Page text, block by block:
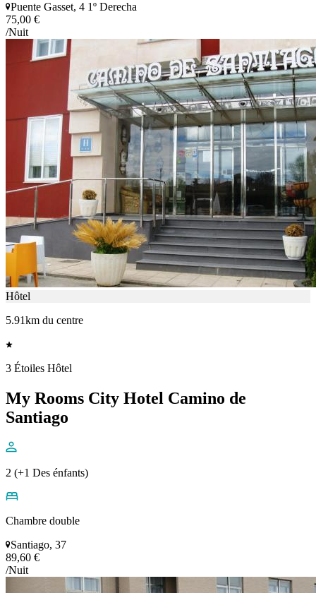
Puente Gasset, 4 1º Derecha
75,00 €
/Nuit
Hôtel
5.91km du centre
3 Étoiles Hôtel
My Rooms City Hotel Camino de
Santiago
2 (+1 Des énfants)
Chambre double
Santiago, 37
89,60 €
/Nuit